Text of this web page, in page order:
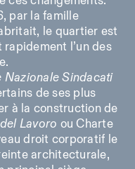
di Milano
par la famille
le quartier est
l’un des
Nazionale Sindacati
de ses plus
à la construction de
Lavoro ou Charte
droit corporatif le
architecturale,